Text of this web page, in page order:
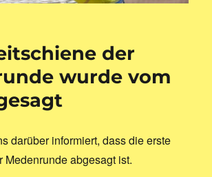
der
wurde vom
darüber informiert, dass die erste
Medenrunde abgesagt ist.